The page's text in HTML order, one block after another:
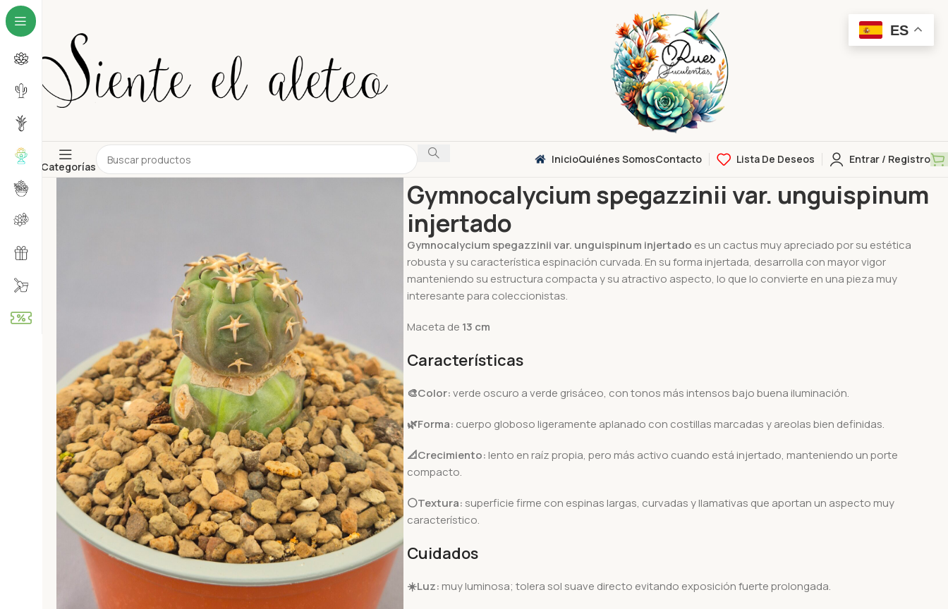
Categorías
InicioQuiénes SomosContacto Lista De Deseos Entrar / Registro
Inicio
Gymnocalycium spegazzinii var. unguispinum
injertado
Gymnocalycium spegazzinii var. unguispinum injertado es un cactus muy apreciado por su estética
robusta y su característica espinación curvada. En su forma injertada, desarrolla con mayor vigor
manteniendo su estructura compacta y su atractivo aspecto, lo que lo convierte en una pieza muy
interesante para coleccionistas.
Maceta de 13 cm
Características
🎨Color:verde oscuro a verde grisáceo, con tonos más intensos bajo buena iluminación.
🌿Forma: cuerpo globoso ligeramente aplanado con costillas marcadas y areolas bien definidas.
📐Crecimiento: lento en raíz propia, pero más activo cuando está injertado, manteniendo un porte
compacto.
⚪Textura: superficie firme con espinas largas, curvadas y llamativas que aportan un aspecto muy
característico.
Cuidados
☀️Luz: muy luminosa; tolera sol suave directo evitando exposición fuerte prolongada.
ES